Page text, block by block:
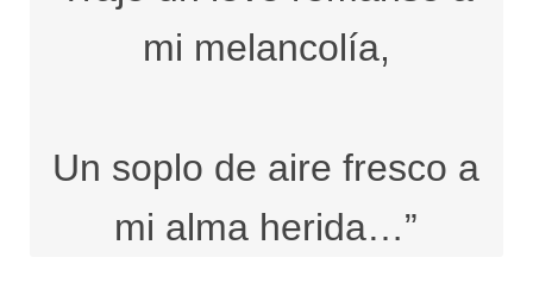
mi melancolía,
Un soplo de aire fresco a
mi alma herida…”